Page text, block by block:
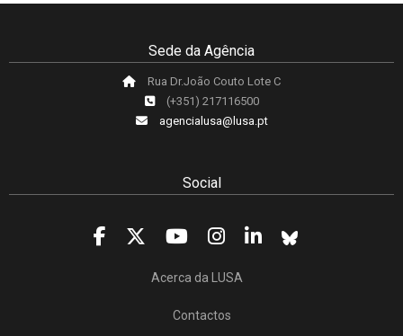
Sede da Agência
Rua Dr.João Couto Lote C
(+351) 217116500
agencialusa@lusa.pt
Social
Acerca da LUSA
Contactos